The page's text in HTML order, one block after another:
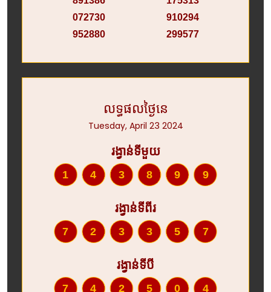
072730
952880
910294
299577
លទ្ធផលថ្ងៃនេ
Tuesday, April 23 2024
រង្វាន់ទីមួយ
143899
រង្វាន់ទីពីរ
723357
រង្វាន់ទីបី
742504